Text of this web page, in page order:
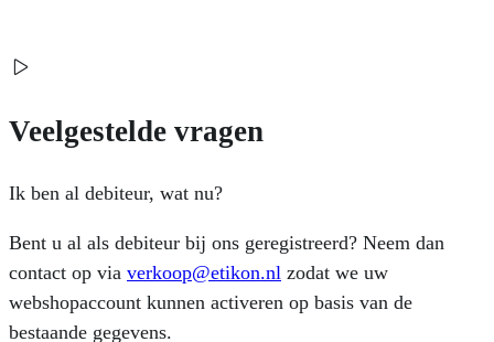
Veelgestelde vragen
Ik ben al debiteur, wat nu?
Bent u al als debiteur bij ons geregistreerd? Neem dan
contact op via verkoop@etikon.nl zodat we uw
webshopaccount kunnen activeren op basis van de
bestaande gegevens.